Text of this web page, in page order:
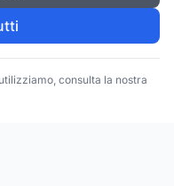
consulta la nostra